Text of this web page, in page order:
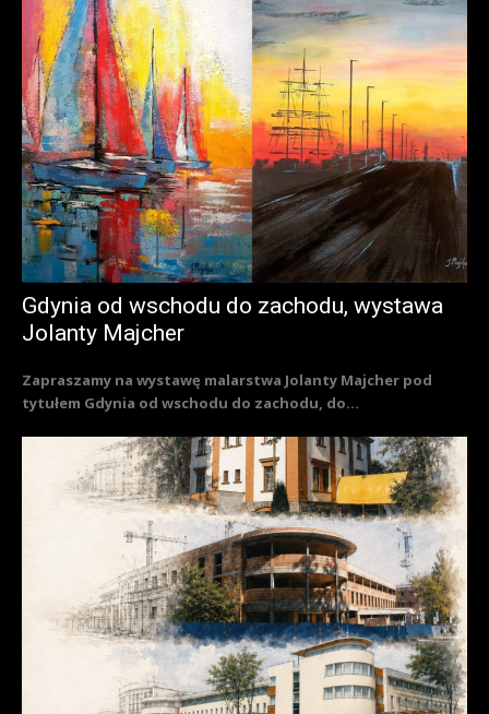
Gdynia od wschodu do zachodu, wystawa
Jolanty Majcher
Zapraszamy na wystawę malarstwa Jolanty Majcher pod
tytułem Gdynia od wschodu do zachodu, do...